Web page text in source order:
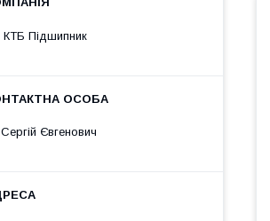
КТБ Підшипник
Сергій Євгенович